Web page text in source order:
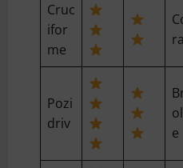
Cruc
ifor
me
Pozi
driv
e